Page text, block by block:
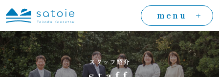
menu
スタッフ紹介